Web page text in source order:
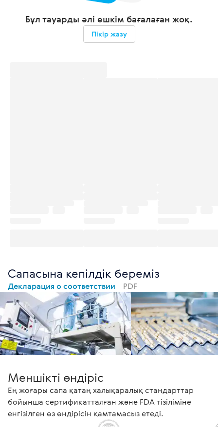
Бұл тауарды әлі ешкім бағалаған жоқ.
Пікір жазу
Сапасына кепілдік береміз
Декларация о соответствии PDF
Меншікті өндіріс
Ең жоғары сапа қатаң халықаралық стандарттар
бойынша сертификатталған және FDA тізіліміне
енгізілген өз өндірісін қамтамасыз етеді.